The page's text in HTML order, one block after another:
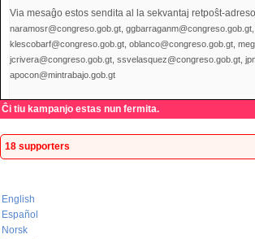
Via mesaĝo estos sendita al la sekvantaj retpoŝt-
naramosr@congreso.gob.gt,
klescobarf@congreso.gob.gt, oblanco@congreso.gob.gt,
jcrivera@congreso.gob.gt, ssvelasquez@congreso.gob.gt,
apocon@mintrabajo.gob.gt
Ĉi tiu kampanjo estas nun fermita.
18 supporters
English
Español
Norsk